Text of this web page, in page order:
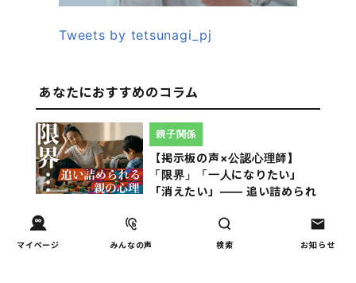
マイページ みんなの声 検索 お知らせ
Tweets by tetsunagi_pj
あなたにおすすめのコラム
【掲示板の声×公認心理師】
「限界」「一人になりたい」
「消えたい」―― 追い詰められ
親子関係